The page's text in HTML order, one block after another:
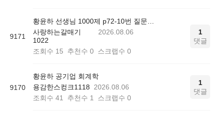
9171
사랑하는갈매기
1022
2026.08.06
조회수 15 추천수 0 스크랩수 0
1
댓글
9170
황윤하 공기업 회계학
용감한스컹크1118
2026.08.06
조회수 41 추천수 1 스크랩수 0
1
댓글